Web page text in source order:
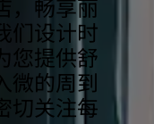
，畅享丽
们设计时
您提供舒
微的周到
切关注每